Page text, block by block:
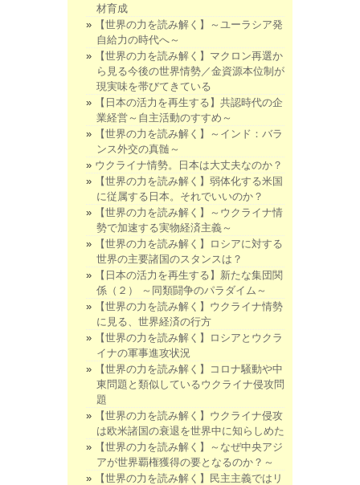
材育成
【世界の力を読み解く】～ユーラシア発
自給力の時代へ～
【世界の力を読み解く】マクロン再選か
ら見る今後の世界情勢／金資源本位制が
現実味を帯びてきている
【日本の活力を再生する】共認時代の企
業経営～自主活動のすすめ～
【世界の力を読み解く】～インド：バラ
ンス外交の真髄～
ウクライナ情勢。日本は大丈夫なのか？
【世界の力を読み解く】弱体化する米国
に従属する日本。それでいいのか？
【世界の力を読み解く】～ウクライナ情
勢で加速する実物経済主義～
【世界の力を読み解く】ロシアに対する
世界の主要諸国のスタンスは？
【日本の活力を再生する】新たな集団関
係（２） ～同類闘争のパラダイム～
【世界の力を読み解く】ウクライナ情勢
に見る、世界経済の行方
【世界の力を読み解く】ロシアとウクラ
イナの軍事進攻状況
【世界の力を読み解く】コロナ騒動や中
東問題と類似しているウクライナ侵攻問
題
【世界の力を読み解く】ウクライナ侵攻
は欧米諸国の衰退を世界中に知らしめた
【世界の力を読み解く】～なぜ中央アジ
アが世界覇権獲得の要となるのか？～
【世界の力を読み解く】民主主義ではリ